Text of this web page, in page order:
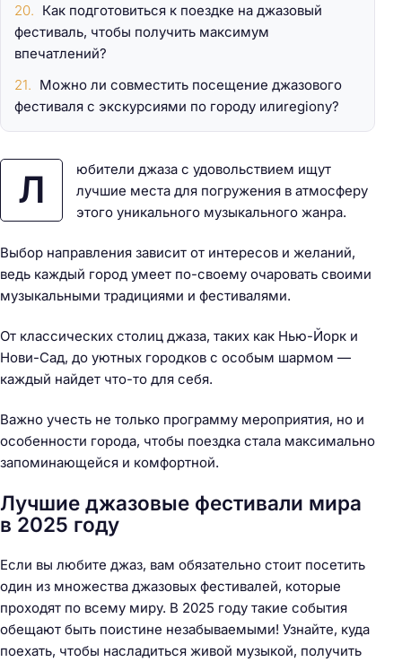
Л
юбители джаза с удовольствием ищут
лучшие места для погружения в атмосферу
этого уникального музыкального жанра.
Выбор направления зависит от интересов и желаний,
ведь каждый город умеет по-своему очаровать своими
музыкальными традициями и фестивалями.
От классических столиц джаза, таких как Нью-Йорк и
Нови-Сад, до уютных городков с особым шармом —
каждый найдет что-то для себя.
Важно учесть не только программу мероприятия, но и
особенности города, чтобы поездка стала максимально
запоминающейся и комфортной.
Лучшие джазовые фестивали мира
в 2025 году
Если вы любите джаз, вам обязательно стоит посетить
один из множества джазовых фестивалей, которые
проходят по всему миру. В 2025 году такие события
обещают быть поистине незабываемыми! Узнайте, куда
поехать, чтобы насладиться живой музыкой, получить
Как подготовиться к поездке на джазовый
фестиваль, чтобы получить максимум
впечатлений?
Можно ли совместить посещение джазового
фестиваля с экскурсиями по городу илиregionу?